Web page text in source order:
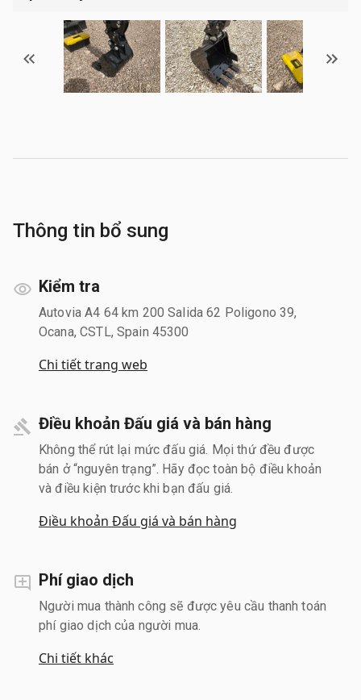
Thông tin bổ sung
Kiểm tra
Autovia A4 64 km 200 Salida 62 Poligono 39,
Ocana, CSTL, Spain 45300
Chi tiết trang web
Điều khoản Đấu giá và bán hàng
Không thể rút lại mức đấu giá. Mọi thứ đều được
bán ở “nguyên trạng”. Hãy đọc toàn bộ điều khoản
và điều kiện trước khi bạn đấu giá.
Điều khoản Đấu giá và bán hàng
Phí giao dịch
Người mua thành công sẽ được yêu cầu thanh toán
phí giao dịch của người mua.
Chi tiết khác